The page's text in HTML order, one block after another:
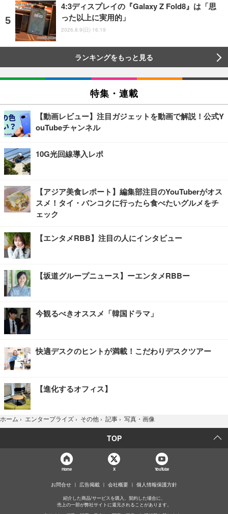
4:3ディスプレイの『Galaxy Z Fold8』は「思
った以上に実用的」
2026.8.9(日) 16:19
ランキングをもっと見る
特集・連載
【動画レビュー】注目ガジェットを動画で解説！公式Y
ouTubeチャンネル
10G光回線導入レポ
【アジア美食レポート】編集部注目のYouTuberがオス
スメ！タイ・バンコクに行ったら食べたいグルメをチ
ェック
【エンタメRBB】注目の人にインタビュー
【坂道グループニュース】ーエンタメRBBー
今観るべきオススメ「韓国ドラマ」
快適デスクのヒントが満載！こだわりデスクツアー
【進化するオフィス】
ホーム › エンタープライズ › その他 › 記事 › 写真・画像
TOP
Home X YouTube
お問合せ 広告掲載 会社概要 個人情報保護方針
紹介した商品/サービスを購入、契約した場合に、
売上の一部が弊社サイトに還元されることがあります。